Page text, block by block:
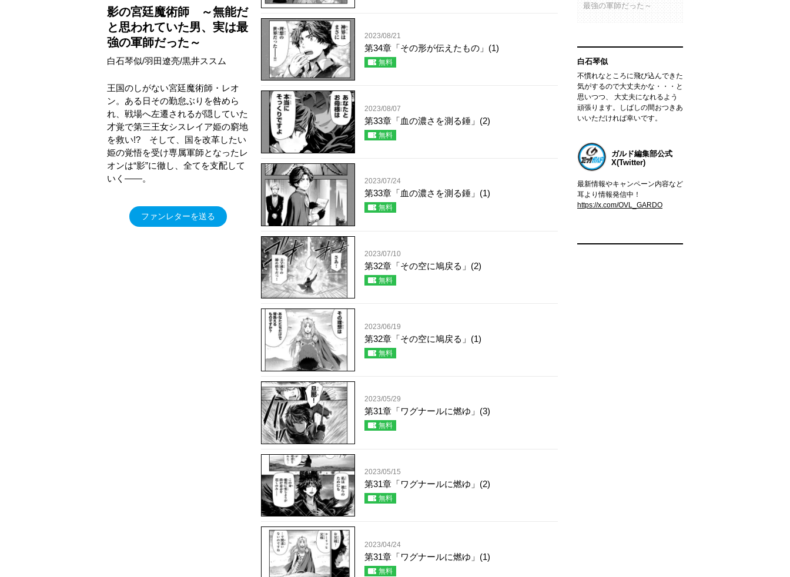
影の宮廷魔術師 ～無能だ
と思われていた男、実は最
強の軍師だった～
白石琴似/羽田遼亮/黒井ススム
王国のしがない宮廷魔術師・レオ
ン。ある日その勤怠ぶりを咎めら
れ、戦場へ左遷されるが隠していた
才覚で第三王女シスレイア姫の窮地
を救い!? そして、国を改革したい
姫の覚悟を受け専属軍師となったレ
オンは“影”に徹し、全てを支配して
いく――。
ファンレターを送る
2023/08/21
第34章「その形が伝えたもの」(1)
無料
2023/08/07
第33章「血の濃さを測る錘」(2)
無料
2023/07/24
第33章「血の濃さを測る錘」(1)
無料
2023/07/10
第32章「その空に鳩戻る」(2)
無料
2023/06/19
第32章「その空に鳩戻る」(1)
無料
2023/05/29
第31章「ワグナールに燃ゆ」(3)
無料
2023/05/15
第31章「ワグナールに燃ゆ」(2)
無料
2023/04/24
第31章「ワグナールに燃ゆ」(1)
無料
最強の軍師だった～
白石琴似
不慣れなところに飛び込んできた
気がするので大丈夫かな・・・と
思いつつ、 大丈夫になれるよう
頑張ります。しばしの間おつきあ
いいただければ幸いです。
ガルド編集部公式
X(Twitter)
最新情報やキャンペーン内容など
耳より情報発信中！
https://x.com/OVL_GARDO